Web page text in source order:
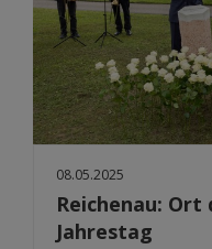
08.05.2025
Reichenau: Ort
Jahrestag